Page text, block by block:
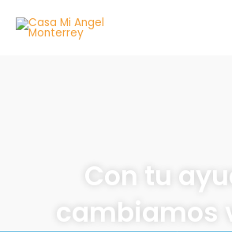
contenido
Con tu
cambiamos